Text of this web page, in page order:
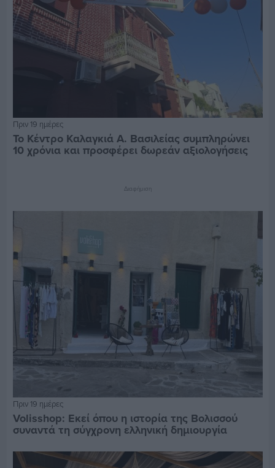
Πριν 19 ημέρες
Το Κέντρο Καλαγκιά Α. Βασιλείας συμπληρώνει
10 χρόνια και προσφέρει δωρεάν αξιολογήσεις
Διαφήμιση
Πριν 19 ημέρες
Volisshop: Εκεί όπου η ιστορία της Βολισσού
συναντά τη σύγχρονη ελληνική δημιουργία